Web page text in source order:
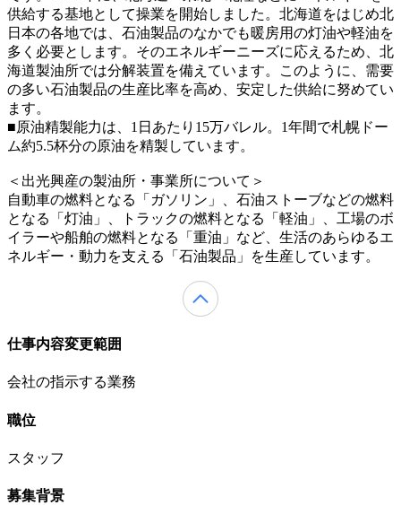
供給する基地として操業を開始しました。北海道をはじめ北
日本の各地では、石油製品のなかでも暖房用の灯油や軽油を
多く必要とします。そのエネルギーニーズに応えるため、北
海道製油所では分解装置を備えています。このように、需要
の多い石油製品の生産比率を高め、安定した供給に努めてい
ます。
■原油精製能力は、1日あたり15万バレル。1年間で札幌ドー
ム約5.5杯分の原油を精製しています。
＜出光興産の製油所・事業所について＞
自動車の燃料となる「ガソリン」、石油ストーブなどの燃料
となる「灯油」、トラックの燃料となる「軽油」、工場のボ
イラーや船舶の燃料となる「重油」など、生活のあらゆるエ
ネルギー・動力を支える「石油製品」を生産しています。
仕事内容変更範囲
会社の指示する業務
職位
スタッフ
募集背景